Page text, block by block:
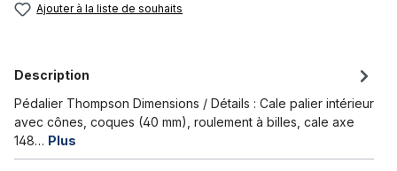
Ajouter à la liste de souhaits
Description
Pédalier Thompson Dimensions / Détails : Cale palier intérieur
avec cônes, coques (40 mm), roulement à billes, cale axe
148… Plus